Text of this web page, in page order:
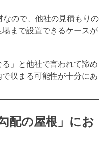
なので、他社の見積もりの
まで設置できるケースが
る」と他社で言われて諦め
収まる可能性が十分にあ
配の屋根」にお